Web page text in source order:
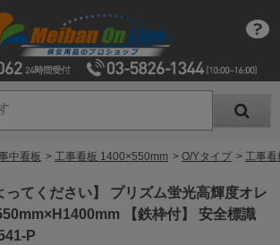
中看板 > 工事看板 1400×550mm > O/Yタイプ > 工事看
ってください】 プリズム蛍光高輝度オレ
【鉄枠付】 安全標識
P